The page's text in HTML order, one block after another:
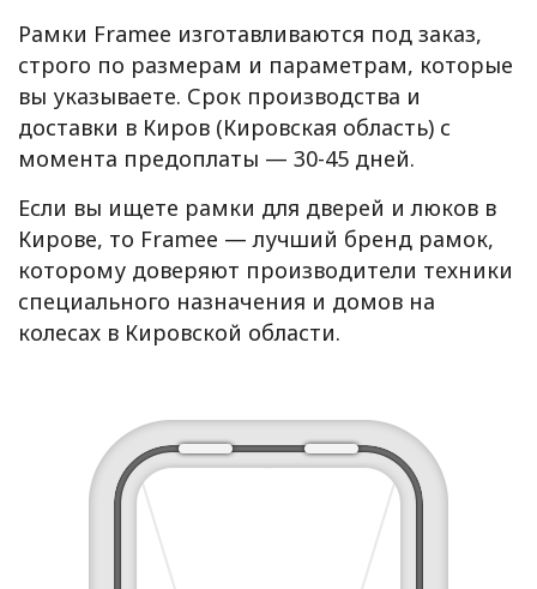
Рамки Framee изготавливаются под заказ,
строго по размерам и параметрам, которые
вы указываете. Срок производства и
доставки в Киров (Кировская область) с
момента предоплаты — 30-45 дней.
Если вы ищете рамки для дверей и люков в
Кирове, то Framee — лучший бренд рамок,
которому доверяют производители техники
специального назначения и домов на
колесах в Кировской области.